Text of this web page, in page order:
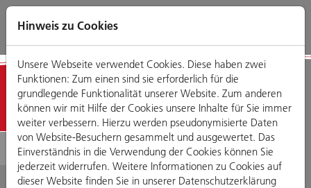
Direkt
zum
Zum
Hauptmenü
Zum
Footermenü
Zur
Website-
Geschäfte
Hinweis zu Cookies
Unsere Webseite verwendet Cookies. Diese haben zwei
Funktionen: Zum einen sind sie erforderlich für die
grundlegende Funktionalität unserer Website. Zum anderen
können wir mit Hilfe der Cookies unsere Inhalte für Sie immer
weiter verbessern. Hierzu werden pseudonymisierte Daten
von Website-Besuchern gesammelt und ausgewertet. Das
Einverständnis in die Verwendung der Cookies können Sie
jederzeit widerrufen. Weitere Informationen zu Cookies auf
dieser Website finden Sie in unserer Datenschutzerklärung